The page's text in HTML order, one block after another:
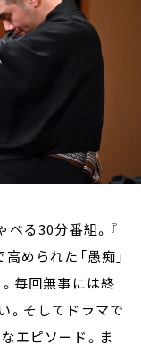
る30分番組。『
められた「愚痴」
毎回無事には終
。そしてドラマで
エピソード。ま